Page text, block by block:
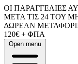
ΟΙ ΠΑΡΑΓΓΕΛΙΕΣ
ΜΕΤΑ ΤΙΣ 24 ΤΟΥ
ΔΩΡΕΑΝ
120€ + ΦΠΑ
Open menu